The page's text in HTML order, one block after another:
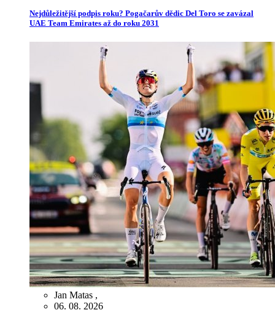
Nejdůležitější podpis roku? Pogačarův dědic Del Toro se zavázal
UAE Team Emirates až do roku 2031
Jan Matas ,
06. 08. 2026